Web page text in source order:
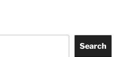
Search